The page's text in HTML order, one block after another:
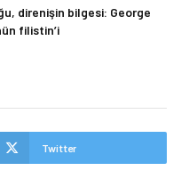
direnişin bilgesi: George
filistin’i
Twitter